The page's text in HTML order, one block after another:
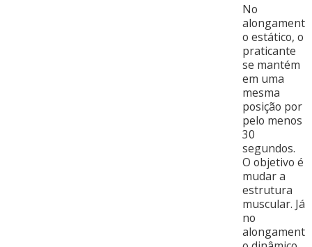
No
alongament
o estático, o
praticante
se mantém
em uma
mesma
posição por
pelo menos
30
segundos.
O objetivo é
mudar a
estrutura
muscular. Já
no
alongament